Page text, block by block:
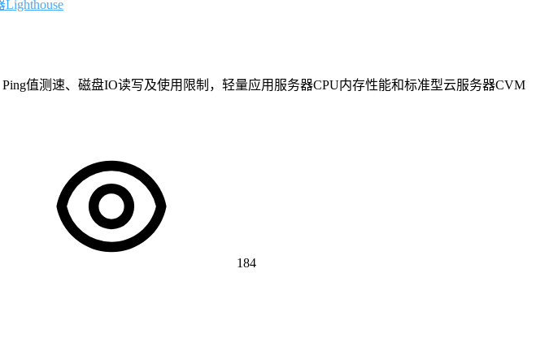
值测速、磁盘IO读写及使用限制，轻量应用服务器CPU内存性能和标准型云服务器CVM
184